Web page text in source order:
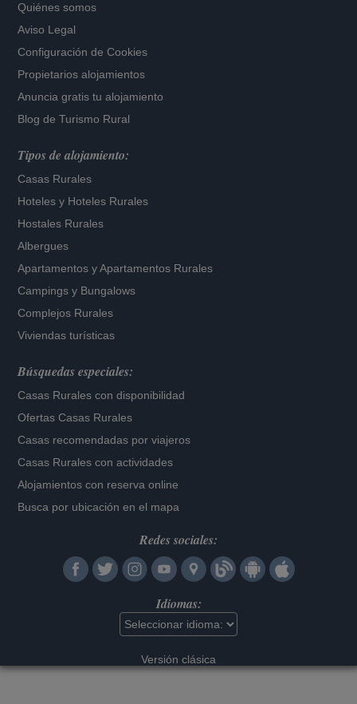
Quiénes somos
Aviso Legal
Configuración de Cookies
Propietarios alojamientos
Anuncia gratis tu alojamiento
Blog de Turismo Rural
Tipos de alojamiento:
Casas Rurales
Hoteles y Hoteles Rurales
Hostales Rurales
Albergues
Apartamentos yApartamentos Rurales
Campings y Bungalows
Complejos Rurales
Viviendas turísticas
Búsquedas especiales:
Casas Rurales con disponibilidad
Ofertas Casas Rurales
Casas recomendadas por viajeros
Casas Rurales con actividades
Alojamientos con reserva online
Busca por ubicación en el mapa
Redes sociales:
Idiomas:
Versión clásica